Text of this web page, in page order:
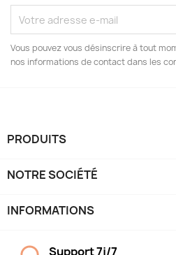
Vous pouvez vous désinscrire à tout
nos informations de contact dans les
PRODUITS
NOTRE SOCIÉTÉ
INFORMATIONS
Support 7j/7